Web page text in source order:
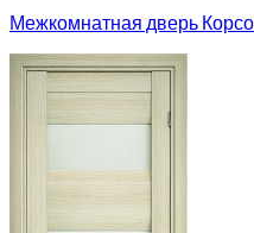
Межкомнатная дверь Корсо